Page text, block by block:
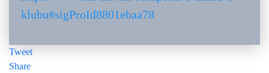
klubu#sigProId8801ebaa78
Tweet
Share